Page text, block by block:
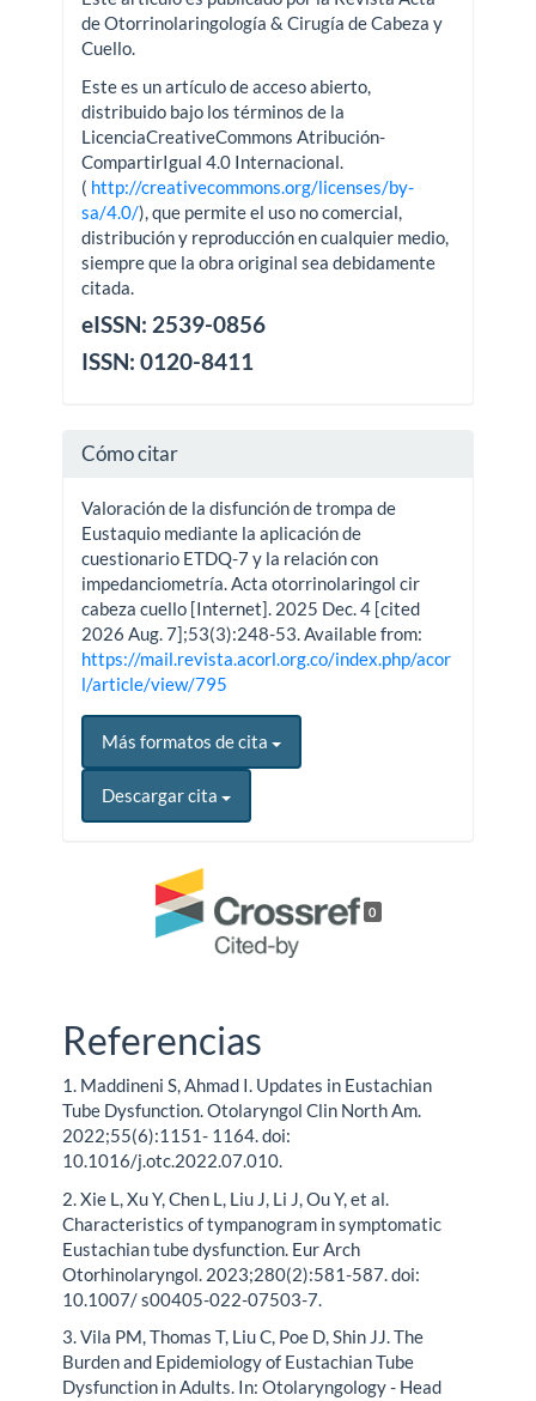
de Otorrinolaringología & Cirugía de Cabeza y
Cuello.
Este es un artículo de acceso abierto,
distribuido bajo los términos de la
LicenciaCreativeCommons Atribución-
CompartirIgual 4.0 Internacional.
( http://creativecommons.org/licenses/by-
sa/4.0/), que permite el uso no comercial,
distribución y reproducción en cualquier medio,
siempre que la obra original sea debidamente
citada.
eISSN: 2539-0856
ISSN: 0120-8411
Cómo citar
Valoración de la disfunción de trompa de
Eustaquio mediante la aplicación de
cuestionario ETDQ-7 y la relación con
impedanciometría. Acta otorrinolaringol cir
cabeza cuello [Internet]. 2025 Dec. 4 [cited
2026 Aug. 7];53(3):248-53. Available from:
https://mail.revista.acorl.org.co/index.php/acor
l/article/view/795
Más formatos de cita
Descargar cita
0
Referencias
1. Maddineni S, Ahmad I. Updates in Eustachian
Tube Dysfunction. Otolaryngol Clin North Am.
2022;55(6):1151- 1164. doi:
10.1016/j.otc.2022.07.010.
2. Xie L, Xu Y, Chen L, Liu J, Li J, Ou Y, et al.
Characteristics of tympanogram in symptomatic
Eustachian tube dysfunction. Eur Arch
Otorhinolaryngol. 2023;280(2):581-587. doi:
10.1007/ s00405-022-07503-7.
3. Vila PM, Thomas T, Liu C, Poe D, Shin JJ. The
Burden and Epidemiology of Eustachian Tube
Dysfunction in Adults. In: Otolaryngology - Head